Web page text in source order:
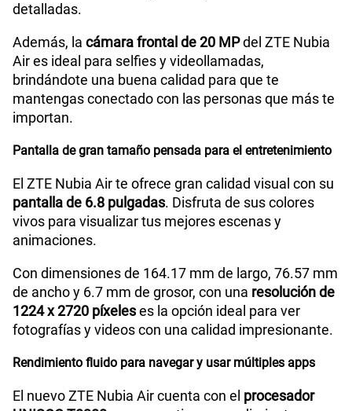
Capacidad Memoria Externa
Capacidad Memoria
"8GB RAM + 12GB RAM Memory
GPS Si
Reconocimiento Facial Si
Lector de Huella
detalladas.
Además, la cámara frontal de 20 MPdel ZTE Nubia
Air es ideal para selfies y videollamadas,
brindándote una buena calidad para que te
mantengas conectado con las personas que más te
importan.
Pantalla de gran tamaño pensada para el entretenimiento
El ZTE Nubia Air te ofrece gran calidad visual con su
pantalla de 6.8 pulgadas. Disfruta de sus colores
vivos para visualizar tus mejores escenas y
animaciones.
Con dimensiones de 164.17 mm de largo, 76.57 mm
de ancho y 6.7 mm de grosor, con una resolución de
1224 x 2720 píxeleses la opción ideal para ver
fotografías y videos con una calidad impresionante.
Rendimiento fluido para navegar y usar múltiples apps
El nuevo ZTE Nubia Air cuenta con el procesador